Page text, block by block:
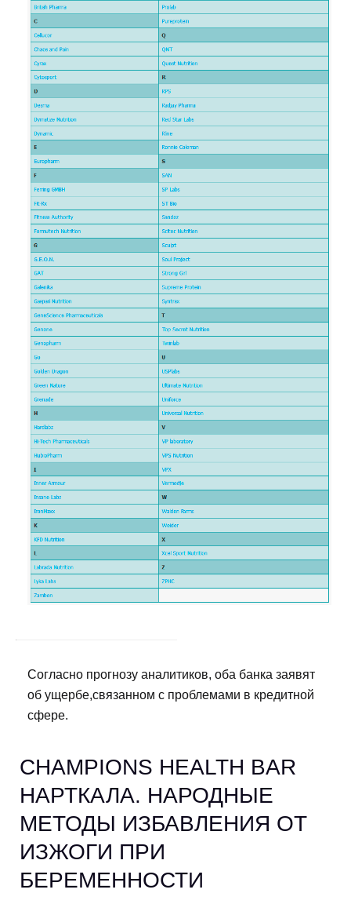
Согласно прогнозу аналитиков, оба банка заявят
об ущербе,связанном с проблемами в кредитной
сфере.
CHAMPIONS HEALTH BAR
НАРТКАЛА. НАРОДНЫЕ
МЕТОДЫ ИЗБАВЛЕНИЯ ОТ
ИЗЖОГИ ПРИ
БЕРЕМЕННОСТИ